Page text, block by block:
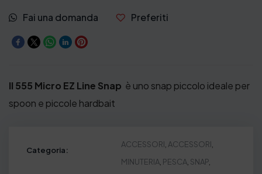
Fai una domanda Preferiti
Il 555 Micro EZ Line Snap è uno snap piccolo ideale per
spoon e piccole hardbait
Categoria:
ACCESSORI,ACCESSORI,
MINUTERIA, PESCA, SNAP,